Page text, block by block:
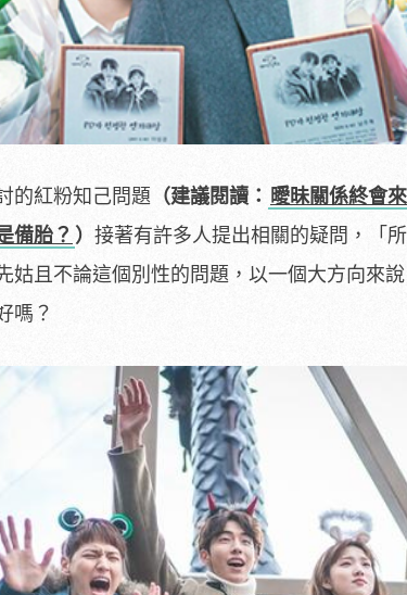
的紅粉知己問題 （建議閱讀： 曖昧關係終會
備胎？ ） 接著有許多人提出相關的疑問，「
姑且不論這個別性的問題，以一個大方向來
嗎？